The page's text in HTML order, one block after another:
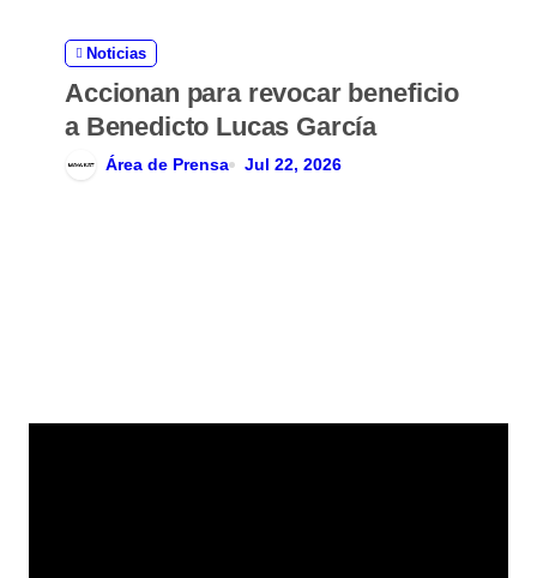
Noticias
Accionan para revocar beneficio
a Benedicto Lucas García
Área de Prensa Jul 22, 2026